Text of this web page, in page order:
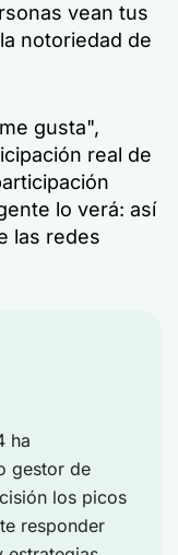
vean tus
notoriedad de
gusta",
real de
lo verá: así
las redes
ha
gestor de
los picos
responder